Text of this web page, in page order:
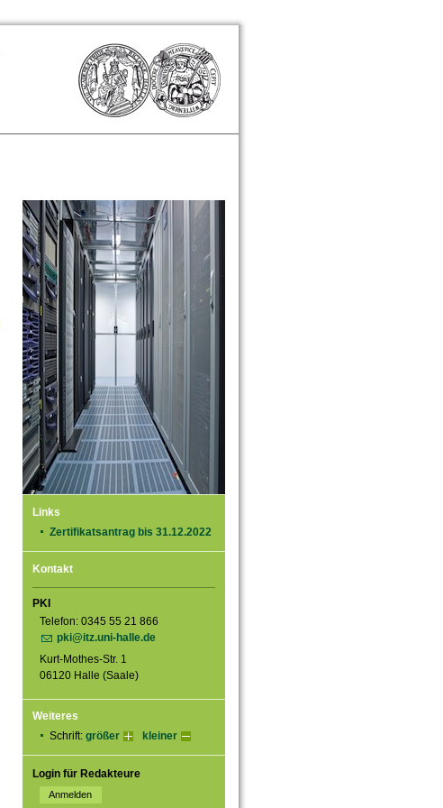
Links
Zertifikatsantrag bis 31.12.2022
Kontakt
PKI
Telefon: 0345 55 21 866
pki@itz.uni-halle.de
Kurt-Mothes-Str. 1
06120 Halle (Saale)
Weiteres
Schrift: größer kleiner
Login für Redakteure